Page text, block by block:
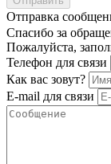
Отправка
Спасибо за
Пожалуйста,
Телефон для связи
Как вас зовут?
E-mail для связи